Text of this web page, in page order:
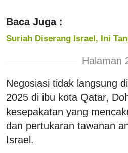
Baca Juga :
Suriah Diserang Israel, Ini
Halaman
Negosiasi tidak langsung
2025 di ibu kota Qatar,
kesepakatan yang
dan pertukaran tawanan
Israel.